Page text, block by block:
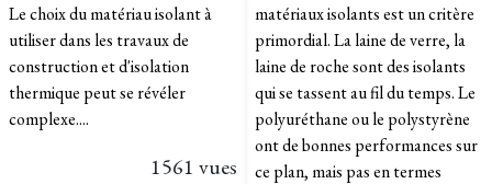
Le choix du matériau isolant à
utiliser dans les travaux de
construction et d'isolation
thermique peut se révéler
complexe....
1561 vues
matériaux isolants est un critère
primordial. La laine de verre, la
laine de roche sont des isolants
qui se tassent au fil du temps. Le
polyuréthane ou le polystyrène
ont de bonnes performances sur
ce plan, mais pas en termes